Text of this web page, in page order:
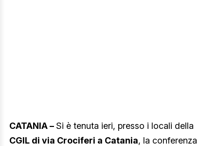
CATANIA – Si è tenuta ieri, presso i locali della
CGIL di via Crociferi a Catania, la conferenza